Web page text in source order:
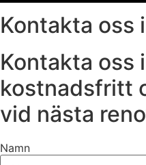
Kontakta oss
Kontakta oss
kostnadsfritt
vid nästa
Namn